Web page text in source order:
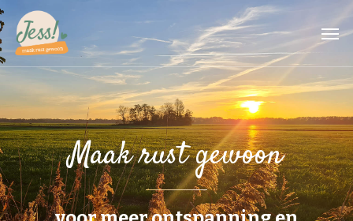
Skip
to
main
content
Maak rust gewoon